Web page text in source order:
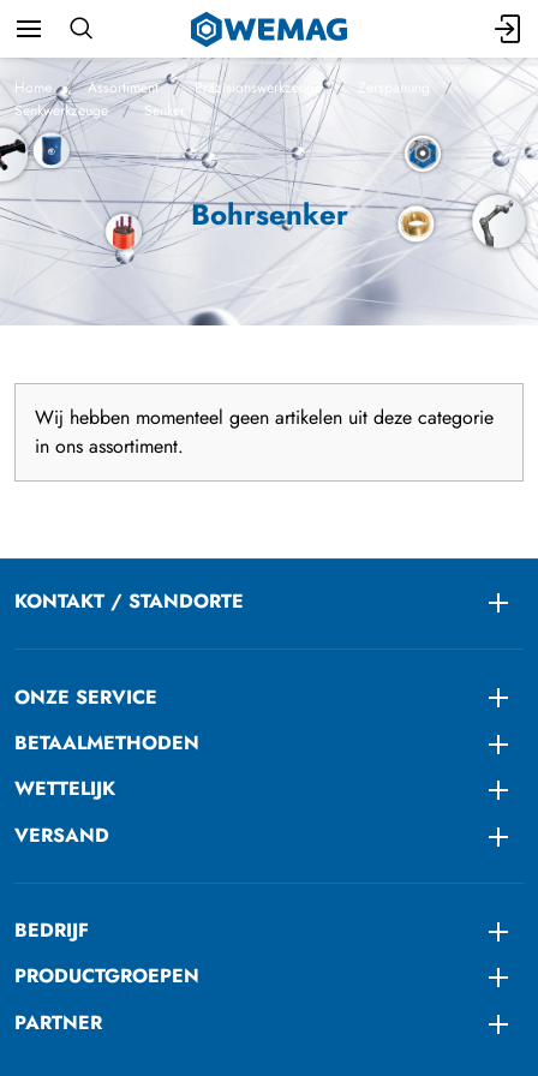
Home Assortiment Präzisionswerkzeuge
Zerspanung
Senkwerkzeuge
Senker
Bohrsenker
Wij hebben momenteel geen artikelen uit deze categorie
in ons assortiment.
KONTAKT / STANDORTE
ONZE SERVICE
BETAALMETHODEN
WETTELIJK
VERSAND
BEDRIJF
PRODUCTGROEPEN
PARTNER